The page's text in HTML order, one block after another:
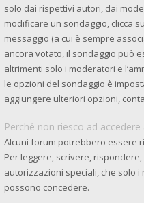
solo dai rispettivi autori, dai
modificare un sondaggio, clicca
messaggio (a cui è sempre
ancora votato, il sondaggio può
altrimenti solo i moderatori e
le opzioni del sondaggio è
aggiungere ulteriori opzioni,
Perché non riesco ad
Alcuni forum potrebbero essere
Per leggere, scrivere,
autorizzazioni speciali, che solo i
possono concedere.